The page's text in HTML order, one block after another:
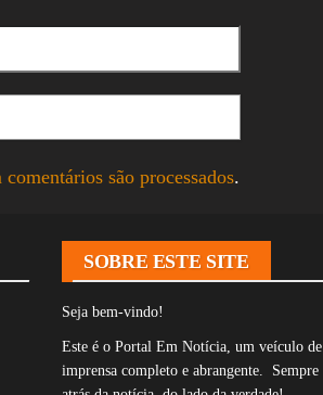
são processados.
SOBRE ESTE SITE
Seja bem-vindo!
Este é o Portal Em Notícia, um veículo de
imprensa completo e abrangente. Sempre